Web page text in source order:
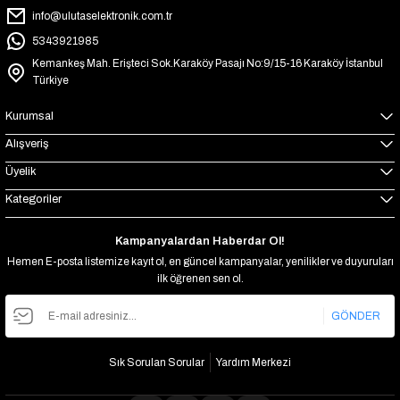
info@ulutaselektronik.com.tr
5343921985
Kemankeş Mah. Erişteci Sok.Karaköy Pasajı No:9/15-16 Karaköy İstanbul
Türkiye
Kurumsal
Alışveriş
Üyelik
Kategoriler
Kampanyalardan Haberdar Ol!
Hemen E-posta listemize kayıt ol, en güncel kampanyalar, yenilikler ve duyuruları
ilk öğrenen sen ol.
GÖNDER
Sık Sorulan Sorular Yardım Merkezi